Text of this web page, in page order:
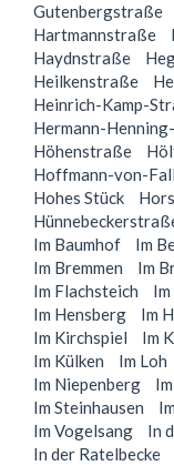
Gutenbergstraße
Hartmannstraße
Haydnstraße
Heilkenstraße
Heinrich-Kamp-
Hermann-
Höhenstraße
Hoffmann-von-
Hohes Stück
Im Baumhof
Im
Im Bremmen
Im
Im Flachsteich
Im Hensberg
Im
Im Kirchspiel
Im
Im Külken
Im Loh
Im Niepenberg
Im Steinhausen
Im Vogelsang
In
In der Ratelbecke